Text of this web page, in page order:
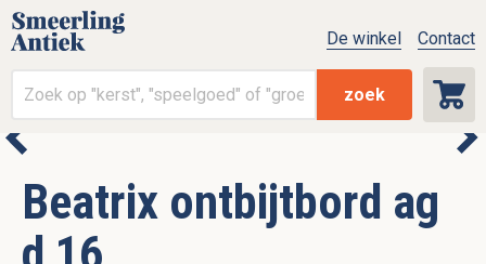
zoek
De winkel Contact
Beatrix ontbijtbord ag